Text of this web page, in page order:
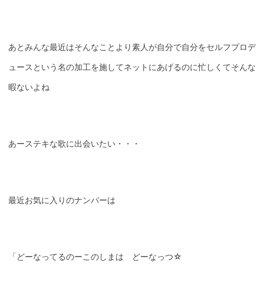
あとみんな最近はそんなことより素人が自分で自分をセルフプロデ
ュースという名の加工を施してネットにあげるのに忙しくてそんな
暇ないよね
あーステキな歌に出会いたい・・・
最近お気に入りのナンバーは
「どーなってるのーこのしまは どーなっつ☆